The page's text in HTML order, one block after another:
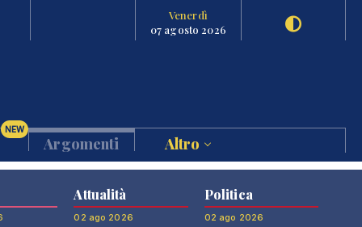
Venerdì
07 agosto 2026
NEW
Argomenti Altro
Attualità
02 ago 2026
Politica
02 ago 2026